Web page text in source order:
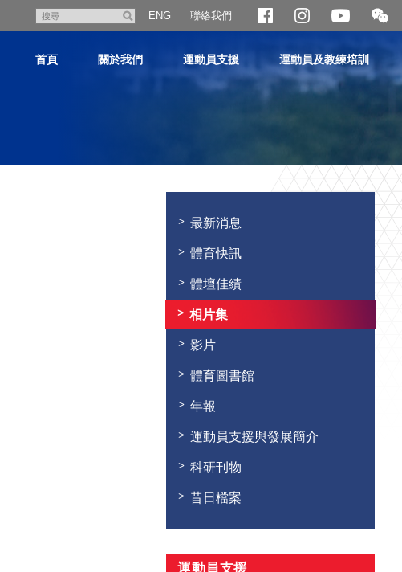
尋
ENG 聯絡我們
開
合
二
維
首頁 關於我們 運動員支援 運動員及教練培訓
最新消息
體育快訊
體壇佳績
相片集
影片
體育圖書館
年報
運動員支援與發展簡介
科研刊物
昔日檔案
運動員支援